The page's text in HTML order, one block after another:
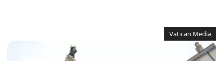
Vatican Media